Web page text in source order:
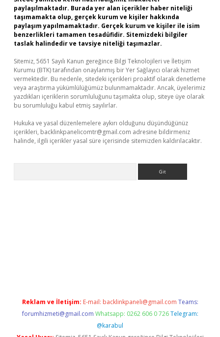
paylaşılmaktadır. Burada yer alan içerikler haber niteliği
taşımamakta olup, gerçek kurum ve kişiler hakkında
paylaşım yapılmamaktadır. Gerçek kurum ve kişiler ile isim
benzerlikleri tamamen tesadüfidir. Sitemizdeki bilgiler
taslak halindedir ve tavsiye niteliği taşımazlar.
Sitemiz, 5651 Sayılı Kanun gereğince Bilgi Teknolojileri ve İletişim
Kurumu (BTK) tarafından onaylanmış bir Yer Sağlayıcı olarak hizmet
vermektedir. Bu nedenle, sitedeki içerikleri proaktif olarak denetleme
veya araştırma yükümlülüğümüz bulunmamaktadır. Ancak, üyelerimiz
yazdıkları içeriklerin sorumluluğunu taşımakta olup, siteye üye olarak
bu sorumluluğu kabul etmiş sayılırlar.
Hukuka ve yasal düzenlemelere aykırı olduğunu düşündüğünüz
içerikleri, backlinkpanelicomtr@gmail.com adresine bildirmeniz
halinde, ilgili içerikler yasal süre içerisinde sitemizden kaldırılacaktır.
Reklam ve İletişim: E-mail: backlinkpaneli@gmail.com Teams:
forumhizmeti@gmail.com Whatsapp: 0262 606 0 726 Telegram:
@karabul